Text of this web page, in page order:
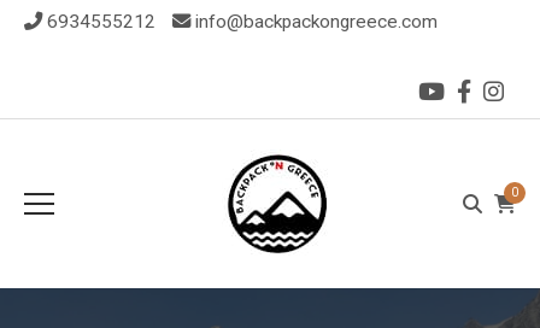
6934555212 info@backpackongreece.com
0